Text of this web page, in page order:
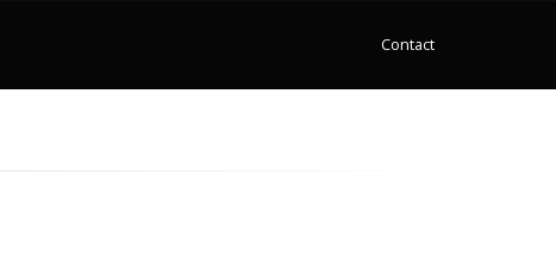
Contact